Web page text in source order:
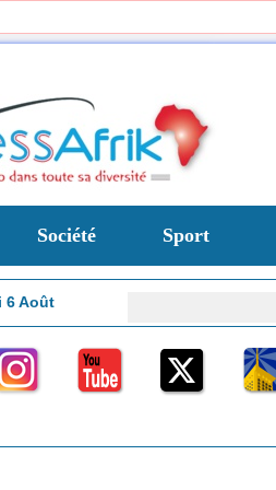
Société Sport
6 Août